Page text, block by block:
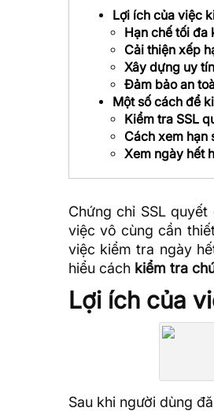
Lợi ích của việc
Hạn chế tối đa
Cải thiện xếp
Xây dựng uy
Đảm bảo an
Một số cách để
Kiểm tra SSL
Cách xem hạn
Xem ngày hết
Chứng chỉ SSLquyết
việc vô cùng cần
việc kiểm tra ngày
hiểu cách kiểm tra
Lợi ích của
Sau khi người dùng